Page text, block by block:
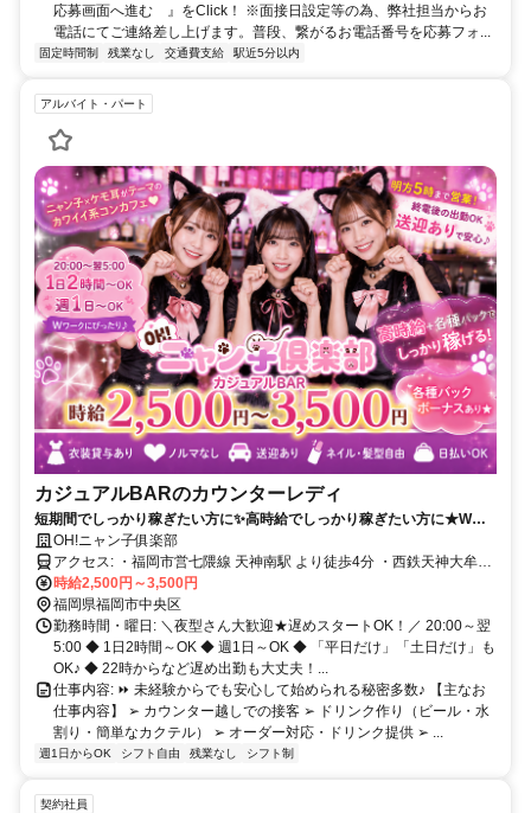
応募画面へ進む 』をClick！ ※面接日設定等の為、弊社担当からお
電話にてご連絡差し上げます。普段、繋がるお電話番号を応募フォ...
固定時間制 残業なし 交通費支給 駅近5分以内
アルバイト・パート
カジュアルBARのカウンターレディ
短期間でしっかり稼ぎたい方に✨高時給でしっかり稼ぎたい方に★Wワ
ークや掛け持ちで始めたい方に★遅い時間からでも働けるのでお気軽に
相談下さい(^^♪
OH!ニャン子俱楽部
アクセス: ・福岡市営七隈線 天神南駅 より徒歩4分 ・西鉄天神大牟田
線 西鉄福岡（天神）駅 より徒歩7分 ・福岡市営空港線 中洲川端駅 よ
り徒歩8分 【バスをご利用の場合】 ・西鉄バス 「天神南」バス停 よ
り徒歩4分 ・西鉄バス 「春吉」バス停 より徒歩5分 ・西鉄バス 「キ
ャナルシティ博多前」バス停 より徒歩8分 ⭐ 送迎ありで安心通勤 ・
終電／終バス後の出勤OK ・勤務後はご自宅付近までしっかり送迎 ・
福岡市内はもちろん、市外も相談OK ✧ 面接交通費支給あり ・面接に
お越しいただいた方には 往復最大1,000円まで支給（規定あり） 天
神・中洲エリアからアクセスしやすく、 通勤面・面接時の負担も少
ない働きやすい環境です✨
時給2,500円～3,500円
福岡県福岡市中央区
勤務時間・曜日: ＼夜型さん大歓迎★遅めスタートOK！／ 20:00～翌
5:00 ◆ 1日2時間～OK ◆ 週1日～OK ◆ 「平日だけ」「土日だけ」も
OK♪ ◆ 22時からなど遅め出勤も大丈夫！...
仕事内容: ⏩ 未経験からでも安心して始められる秘密多数♪ 【主なお
仕事内容】 ➢ カウンター越しでの接客 ➢ ドリンク作り（ビール・水
割り・簡単なカクテル） ➢ オーダー対応・ドリンク提供 ➢ ...
週1日からOK シフト自由 残業なし シフト制
契約社員